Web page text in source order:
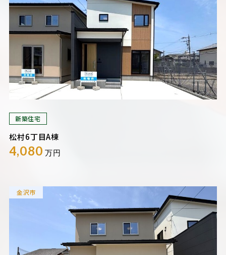
新築住宅
松村6丁目A棟
4,080 万円
金沢市